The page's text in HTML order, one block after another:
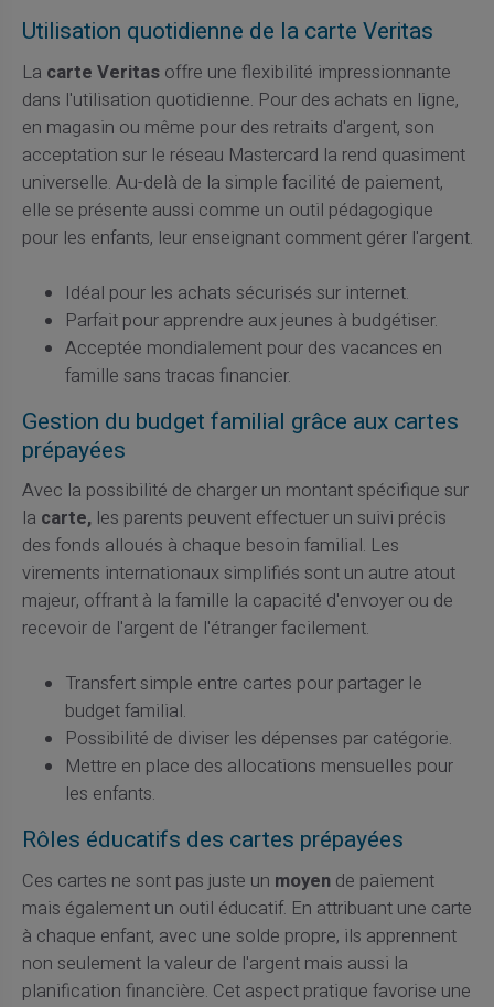
Utilisation quotidienne de la carte Veritas
La carte Veritasoffre une flexibilité impressionnante
dans l'utilisation quotidienne. Pour des achats en ligne,
en magasin ou même pour des retraits d'argent, son
acceptation sur le réseau Mastercard la rend quasiment
universelle. Au-delà de la simple facilité de paiement,
elle se présente aussi comme un outil pédagogique
pour les enfants, leur enseignant comment gérer l'argent.
Idéal pour les achats sécurisés sur internet.
Parfait pour apprendre aux jeunes à budgétiser.
Acceptée mondialement pour des vacances en
famille sans tracas financier.
Gestion du budget familial grâce aux cartes
prépayées
Avec la possibilité de charger un montant spécifique sur
la carte,les parents peuvent effectuer un suivi précis
des fonds alloués à chaque besoin familial. Les
virements internationaux simplifiés sont un autre atout
majeur, offrant à la famille la capacité d'envoyer ou de
recevoir de l'argent de l'étranger facilement.
Transfert simple entre cartes pour partager le
budget familial.
Possibilité de diviser les dépenses par catégorie.
Mettre en place des allocations mensuelles pour
les enfants.
Rôles éducatifs des cartes prépayées
Ces cartes ne sont pas juste un moyende paiement
mais également un outil éducatif. En attribuant une carte
à chaque enfant, avec une solde propre, ils apprennent
non seulement la valeur de l'argent mais aussi la
planification financière. Cet aspect pratique favorise une